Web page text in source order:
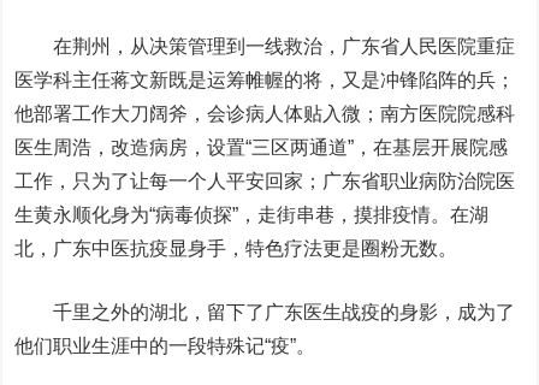
在荆州，从决策管理到一线救治，广东省人民医院重症
医学科主任蒋文新既是运筹帷幄的将，又是冲锋陷阵的兵；
他部署工作大刀阔斧，会诊病人体贴入微；南方医院院感科
医生周浩，改造病房，设置“三区两通道”，在基层开展院感
工作，只为了让每一个人平安回家；广东省职业病防治院医
生黄永顺化身为“病毒侦探”，走街串巷，摸排疫情。在湖
北，广东中医抗疫显身手，特色疗法更是圈粉无数。
千里之外的湖北，留下了广东医生战疫的身影，成为了
他们职业生涯中的一段特殊记“疫”。